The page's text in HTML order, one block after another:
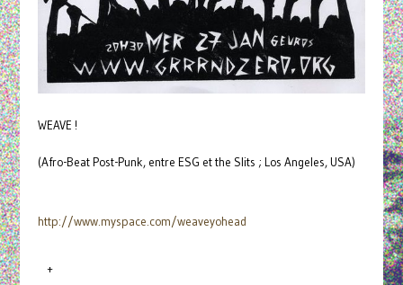
WEAVE !
(Afro-Beat Post-Punk, entre ESG et the Slits ; Los Angeles, USA)
http://www.myspace.com/weaveyohead
+